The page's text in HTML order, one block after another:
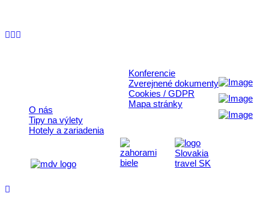
O nás
Tipy na výlety
Hotely a zariadenia
Konferencie
Zverejnené dokumenty
Cookies / GDPR
Mapa stránky